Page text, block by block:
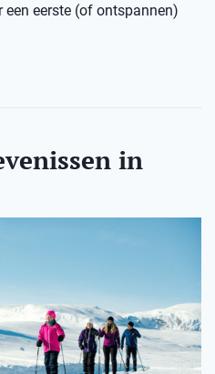
eerste (of ontspannen)
in